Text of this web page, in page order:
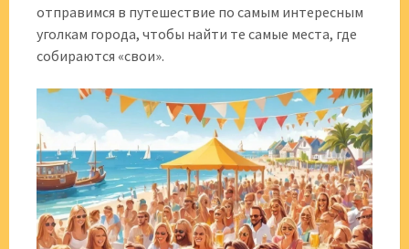
отправимся в путешествие по самым интересным
уголкам города, чтобы найти те самые места, где
собираются «свои».